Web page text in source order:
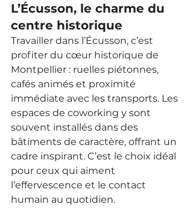
L’Écusson, le charme du
centre historique
Travailler dans l’Écusson, c’est
profiter du cœur historique de
Montpellier : ruelles piétonnes,
cafés animés et proximité
immédiate avec les transports. Les
espaces de coworking y sont
souvent installés dans des
bâtiments de caractère, offrant un
cadre inspirant. C’est le choix idéal
pour ceux qui aiment
l’effervescence et le contact
humain au quotidien.